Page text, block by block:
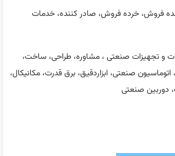
عمده فروش، خرده فروش، صادر کننده، خدمات
و تجهیزات صنعتی ، مشاوره، طراحی، ساخت،
اتوماسیون صنعتی، ابزاردقیق، برق قدرت، مکانیکال،
دوربین صنعتی